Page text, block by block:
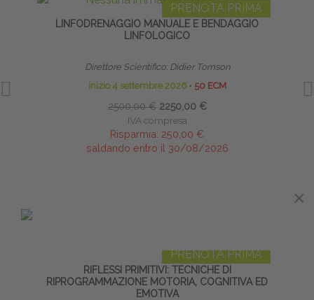
PRENOTA PRIMA
LINFODRENAGGIO MANUALE E BENDAGGIO
LINFOLOGICO
Direttore Scientifico: Didier Tomson
inizio 4 settembre 2026 ∙ 50 ECM
2500,00 € 2250,00 €
IVA compresa
Risparmia: 250,00 €
saldando entro il 30/08/2026
PRENOTA PRIMA
RIFLESSI PRIMITIVI: TECNICHE DI
RIPROGRAMMAZIONE MOTORIA, COGNITIVA ED
EMOTIVA
×
×